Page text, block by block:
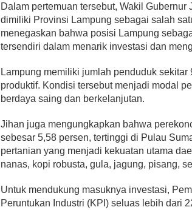
r
i
k
I
v
e
s
i
d
a
H
Dalam pertemuan tersebut, Wakil
dimiliki Provinsi Lampung sebagai salah
menegaskan bahwa posisi Lampung
tersendiri dalam menarik investasi dan
Lampung memiliki jumlah penduduk
produktif. Kondisi tersebut menjadi modal
berdaya saing dan berkelanjutan.
Jihan juga mengungkapkan bahwa
sebesar 5,58 persen, tertinggi di Pulau
pertanian yang menjadi kekuatan utama
nanas, kopi robusta, gula, jagung, pisang,
Untuk mendukung masuknya investasi,
Peruntukan Industri (KPI) seluas lebih dari